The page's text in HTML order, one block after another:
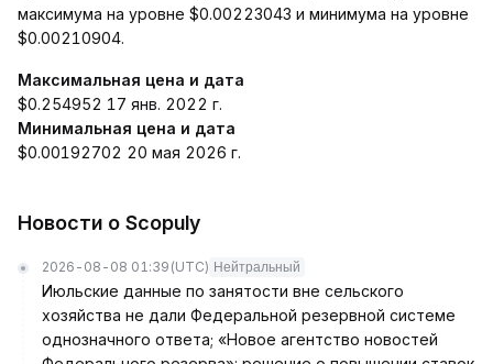
максимума на уровне $0.00223043 и минимума на уровне
$0.00210904.
Максимальная цена и дата
$0.254952 17 янв. 2022 г.
Минимальная цена и дата
$0.00192702 20 мая 2026 г.
Новости о Scopuly
2026-08-08 01:39 (UTC) Нейтральный
Июльские данные по занятости вне сельского
хозяйства не дали Федеральной резервной системе
однозначного ответа; «Новое агентство новостей